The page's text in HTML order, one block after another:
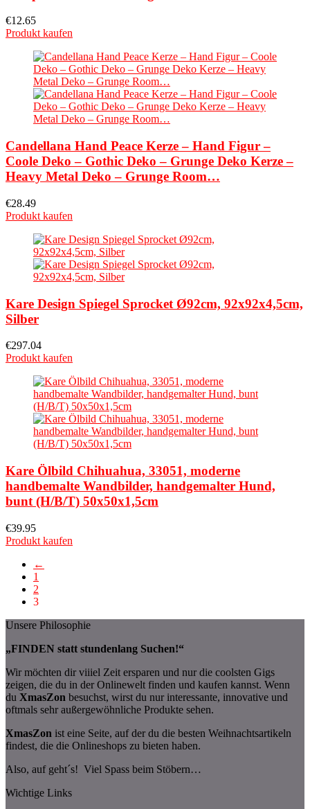
€12.65
Produkt kaufen
Candellana Hand Peace Kerze – Hand Figur –
Coole Deko – Gothic Deko – Grunge Deko Kerze –
Heavy Metal Deko – Grunge Room…
€28.49
Produkt kaufen
Kare Design Spiegel Sprocket Ø92cm, 92x92x4,5cm,
Silber
€297.04
Produkt kaufen
Kare Ölbild Chihuahua, 33051, moderne
handbemalte Wandbilder, handgemalter Hund,
bunt (H/B/T) 50x50x1,5cm
€39.95
Produkt kaufen
←
1
2
3
Unsere Philosophie
„FINDEN statt stundenlang Suchen!“
Wir möchten dir viiiel Zeit ersparen und nur die coolsten Gigs
zeigen, die du in der Onlinewelt finden und kaufen kannst. Wenn
du XmasZon besuchst, wirst du nur interessante, innovative und
oftmals sehr außergewöhnliche Produkte sehen.
XmasZon ist eine Seite, auf der du die besten Weihnachtsartikeln
findest, die die Onlineshops zu bieten haben.
Also, auf geht´s! Viel Spass beim Stöbern…
Wichtige Links